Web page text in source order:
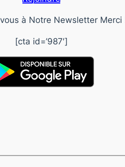
à Notre Newsletter Merci
[cta id=’987′]